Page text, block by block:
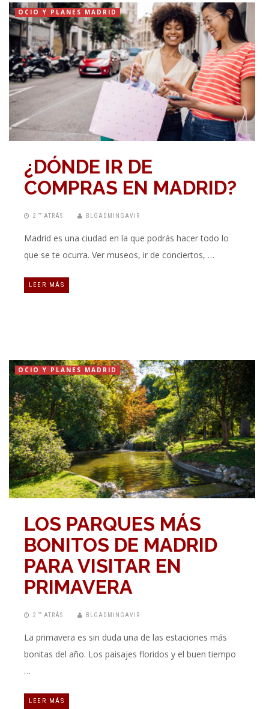
OCIO Y PLANES MADRID
¿DÓNDE IR DE
COMPRAS EN MADRID?
2 “” ATRÁS BLGADMINGAVIR
Madrid es una ciudad en la que podrás hacer todo lo
que se te ocurra. Ver museos, ir de conciertos, …
LEER MÁS
OCIO Y PLANES MADRID
LOS PARQUES MÁS
BONITOS DE MADRID
PARA VISITAR EN
PRIMAVERA
2 “” ATRÁS BLGADMINGAVIR
La primavera es sin duda una de las estaciones más
bonitas del año. Los paisajes floridos y el buen tiempo
…
LEER MÁS